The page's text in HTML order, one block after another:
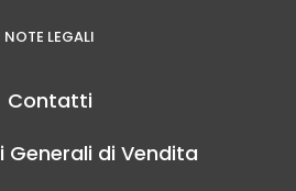
NOTE LEGALI
Contatti
Generali di Vendita